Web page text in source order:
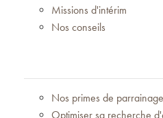
Missions d'intérim
Nos conseils
Nos primes de parrainage
Optimiser sa recherche